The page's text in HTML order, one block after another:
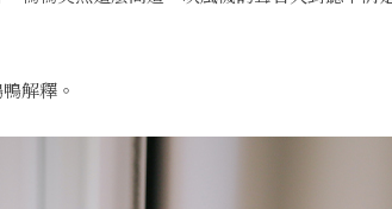
解釋。